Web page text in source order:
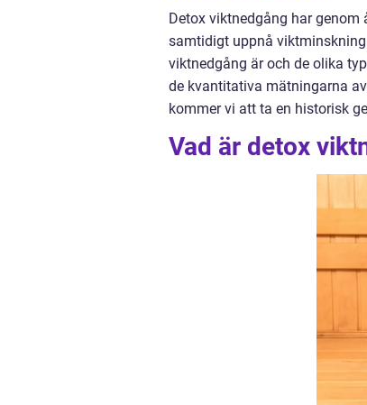
Detox viktnedgång har
samtidigt uppnå
viktnedgång är och de olika
de kvantitativa mätningarna
kommer vi att ta en historisk
Vad är detox